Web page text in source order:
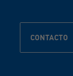
CONTACTO